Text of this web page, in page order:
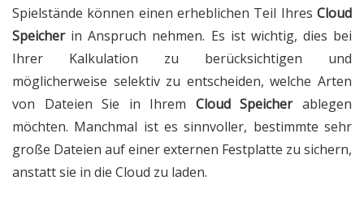
Spielstände können einen erheblichen Teil Ihres Cloud
Speicherin Anspruch nehmen. Es ist wichtig, dies bei
Ihrer Kalkulation zu berücksichtigen und
möglicherweise selektiv zu entscheiden, welche Arten
von Dateien Sie in Ihrem Cloud Speicherablegen
möchten. Manchmal ist es sinnvoller, bestimmte sehr
große Dateien auf einer externen Festplatte zu sichern,
anstatt sie in die Cloud zu laden.